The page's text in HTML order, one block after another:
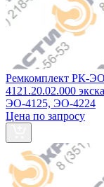
Ремкомплект РК-
4121.20.02.000
ЭО-4125, ЭО-4224
Цена по запросу